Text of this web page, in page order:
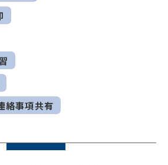
絡事項共有